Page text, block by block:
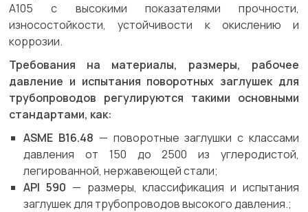
A105 с высокими показателями прочности,
износостойкости, устойчивости к окислению и
коррозии.
Требования на материалы, размеры, рабочее
давление и испытания поворотных заглушек для
трубопроводов регулируются такими основными
стандартами, как:
ASME B16.48 — поворотные заглушки с классами
давления от 150 до 2500 из углеродистой,
легированной, нержавеющей стали;
API 590 — размеры, классификация и испытания
заглушек для трубопроводов высокого давления.;